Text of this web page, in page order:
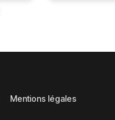
Mentions légales